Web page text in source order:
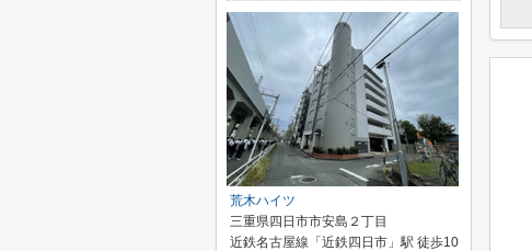
荒木ハイツ
三重県四日市市安島２丁目
近鉄名古屋線「近鉄四日市」駅 徒歩10